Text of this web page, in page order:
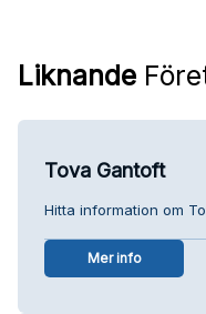
Liknande
Tova Gantoft
Hitta information om
Mer info